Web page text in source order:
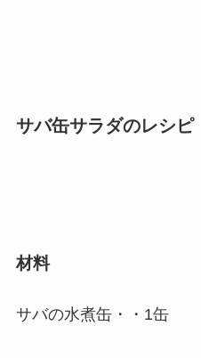
サバ缶サラダのレシピ
材料
サバの水煮缶・・1缶